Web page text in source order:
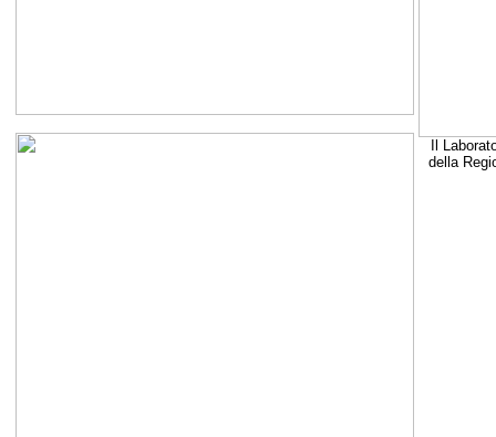
Il
della